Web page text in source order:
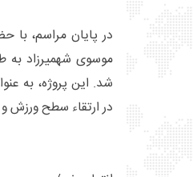
در پایان مراسم،
موسوی شهمیرزاد به
شد. این پروژه، به
در ارتقاء سطح ورزش